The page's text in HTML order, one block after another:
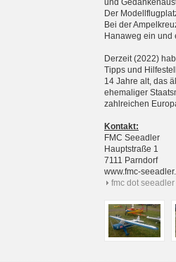
und
Der
Bei der
Hanaweg ein und
Derzeit (2022)
Tipps und
14 Jahre alt, das
ehemaliger
zahlreichen
Kontakt:
FMC Seeadler
Hauptstraße 1
7111 Parndorf
www.fmc-
fmc dot